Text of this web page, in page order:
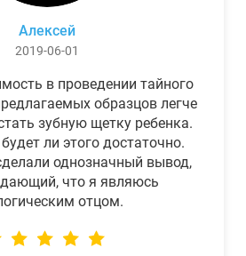
Алексей
2019-06-01
в проведении тайного
образцов легче
зубную щетку ребенка.
ли этого достаточно.
однозначный вывод,
что я являюсь
отцом.